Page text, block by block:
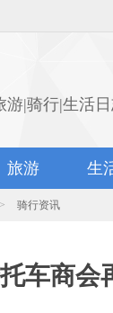
游|骑行|生活
旅游 生
骑行资讯
车商会